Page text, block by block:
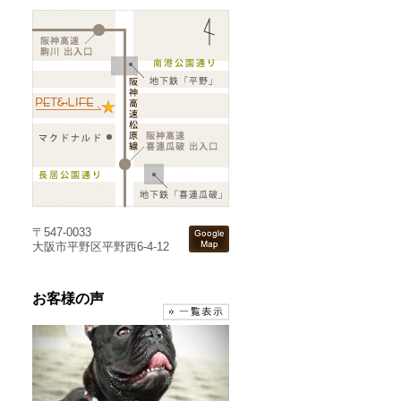
〒547-0033
大阪市平野区平野西6-4-12
お客様の声